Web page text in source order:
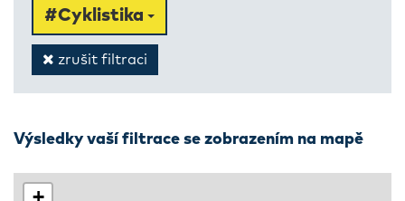
#Cyklistika
zrušit filtraci
Výsledky vaší filtrace se zobrazením na mapě